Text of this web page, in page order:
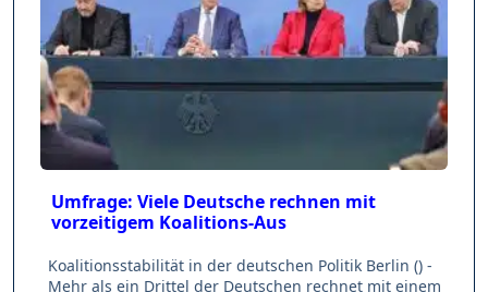
Umfrage: Viele Deutsche rechnen mit
vorzeitigem Koalitions-Aus
Koalitionsstabilität in der deutschen Politik Berlin () -
Mehr als ein Drittel der Deutschen rechnet mit einem